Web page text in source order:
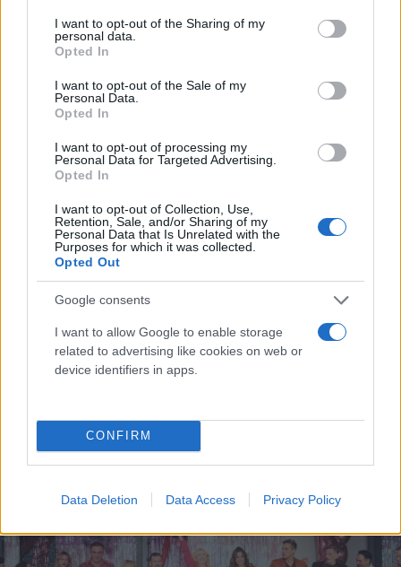
not limited to your visit or usage behaviour. You may click to
grant or deny consent to Google and its third-party tags to
use your data for below specified purposes in below Google
consent section.
I want to opt-out of the Sharing of my
personal data.
Opted In
I want to opt-out of the Sale of my
Personal Data.
Opted In
I want to opt-out of processing my
Personal Data for Targeted Advertising.
Opted In
I want to opt-out of Collection, Use,
Retention, Sale, and/or Sharing of my
Personal Data that Is Unrelated with the
Purposes for which it was collected.
Opted Out
Google consents
I want to allow Google to enable storage
related to advertising like cookies on web or
device identifiers in apps.
CONFIRM
Data Deletion Data Access Privacy Policy
13.01.2026 13:10
Ομάδα
Παπουτσάκη: «Έφαγα πολύ ξύλο όταν
υποδύθηκα την Αλίκη - Αν φανταζόμουν τι θα
συμβεί δεν θα το έκανα»
Η ηθοποιός εξηγεί ότι αυτός ήταν ο λόγος που αμέσως μετά
24.11.2025 12:15
Συντακτική